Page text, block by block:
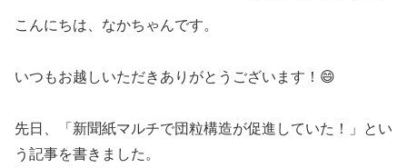
こんにちは、なかちゃんです。
いつもお越しいただきありがとうございます！😄
先日、「新聞紙マルチで団粒構造が促進していた！」とい
う記事を書きました。